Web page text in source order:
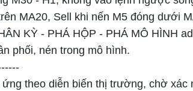
MA20, Sell khi nến M5 đóng dưới
KỲ - PHÁ HỘP - PHÁ MÔ HÌNH
phối, nén trong mô hình.
theo diễn biến thị trường, chờ